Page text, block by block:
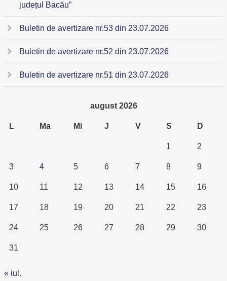
județul Bacău”
Buletin de avertizare nr.53 din 23.07.2026
Buletin de avertizare nr.52 din 23.07.2026
Buletin de avertizare nr.51 din 23.07.2026
august 2026
L Ma Mi J V S D
1 2
3 4 5 6 7 8 9
10 11 12 13 14 15 16
17 18 19 20 21 22 23
24 25 26 27 28 29 30
31
« iul.